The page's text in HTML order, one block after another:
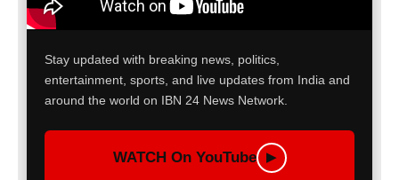
Stay updated with breaking news, politics,
entertainment, sports, and live updates from India and
around the world on IBN 24 News Network.
WATCH On YouTube ▶